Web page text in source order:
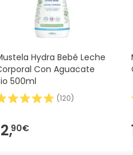
Hydra Bebé Leche
Con Aguacate
500ml
(120)
90€